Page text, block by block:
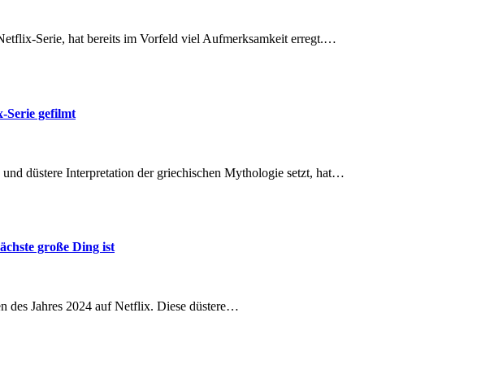
Serie, hat bereits im Vorfeld viel Aufmerksamkeit erregt.…
Serie gefilmt
und düstere Interpretation der griechischen Mythologie setzt, hat…
große Ding ist
des Jahres 2024 auf Netflix. Diese düstere…